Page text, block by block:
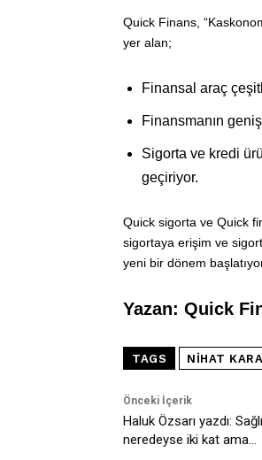
Quick Finans,
yer alan;
Finansal araç
Finansmanın
Sigorta ve kredi
geçiriyor.
Quick sigorta ve Quick
sigortaya erişim ve
yeni bir dönem
Yazan: Quick
TAGS NIHAT
Önceki İçerik
Haluk Özsarı yazdı:
neredeyse iki kat ama…